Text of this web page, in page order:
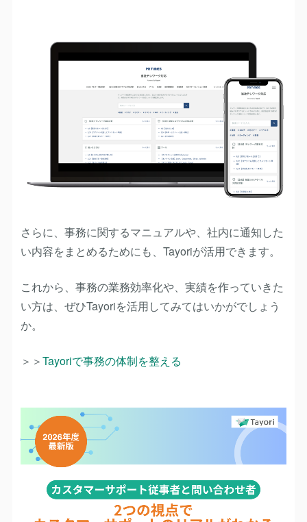
さらに、事務に関するマニュアルや、社内に通知した
い内容をまとめるためにも、Tayoriが活用できます。
これから、事務の業務効率化や、実績を作っていきた
い方は、ぜひTayoriを活用してみてはいかがでしょう
か。
＞＞Tayoriで事務の体制を整える